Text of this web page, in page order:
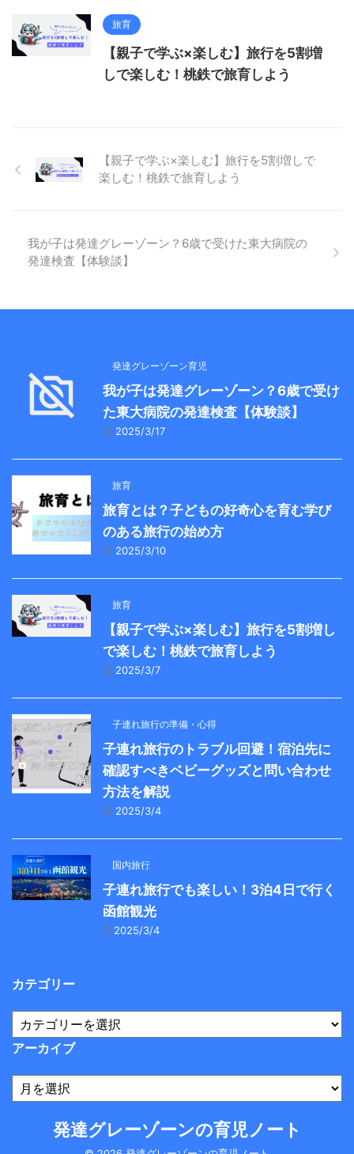
旅育
【親子で学ぶ×楽しむ】旅行を5割増
しで楽しむ！桃鉄で旅育しよう
【親子で学ぶ×楽しむ】旅行を5割増しで
楽しむ！桃鉄で旅育しよう
我が子は発達グレーゾーン？6歳で受けた東大病院の
発達検査【体験談】
発達グレーゾーン育児
我が子は発達グレーゾーン？6歳で受け
た東大病院の発達検査【体験談】
2025/3/17
旅育
旅育とは？子どもの好奇心を育む学び
のある旅行の始め方
2025/3/10
旅育
【親子で学ぶ×楽しむ】旅行を5割増し
で楽しむ！桃鉄で旅育しよう
2025/3/7
子連れ旅行の準備・心得
子連れ旅行のトラブル回避！宿泊先に
確認すべきベビーグッズと問い合わせ
方法を解説
2025/3/4
国内旅行
子連れ旅行でも楽しい！3泊4日で行く
函館観光
2025/3/4
カテゴリー
アーカイブ
発達グレーゾーンの育児ノート